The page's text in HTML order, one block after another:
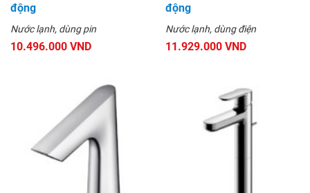
động
Nước lạnh, dùng pin
10.496.000 VND
động
Nước lạnh, dùng điện
11.929.000 VND